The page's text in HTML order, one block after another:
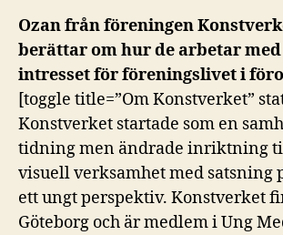
Ozan från föreningen
berättar om hur de arbetar
intresset för föreningslivet i
[toggle title=”Om Konstverket”
Konstverket startade som en
tidning men ändrade inriktning
visuell verksamhet med satsning
ett ungt perspektiv. Konstverket
Göteborg och är medlem i Ung